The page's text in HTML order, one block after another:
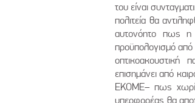
του είναι
πολιτεία θα
αυτονόητο πως η
προϋπολογισμό
οπτικοακουστική
επισημάνει από
ΕΚΟΜΕ– πως
υπερφορέας θα